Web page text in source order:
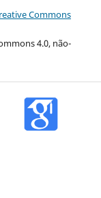
Commons
4.0, não-